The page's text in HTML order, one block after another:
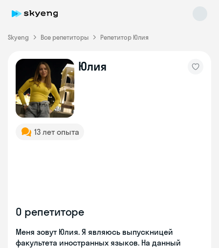
Skyeng Все репетиторы Репетитор Юлия
Юлия
13 лет опыта
О репетиторе
Меня зовут Юлия. Я являюсь выпускницей
факультета иностранных языков. На данный
Skyeng Chat
online